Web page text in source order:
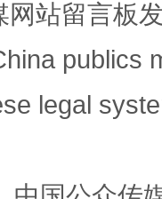
站留言板
publics
legal